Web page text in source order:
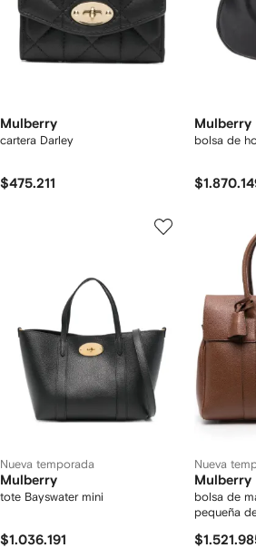
Mulberry
cartera Darley
$475.211
Mulberry
bolsa de
Nueva temporada
Mulberry
tote Bayswater mini
$1.036.191
Nueva
Mulberry
bolsa de
pequeña